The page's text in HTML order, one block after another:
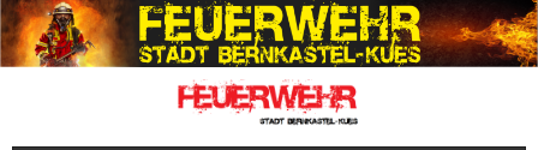
Skip
to
content